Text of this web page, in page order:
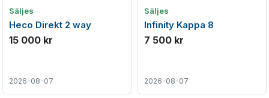
Säljes
Heco Direkt 2 way
15 000 kr
2026-08-07
Säljes
Infinity Kappa 8
7 500 kr
2026-08-07